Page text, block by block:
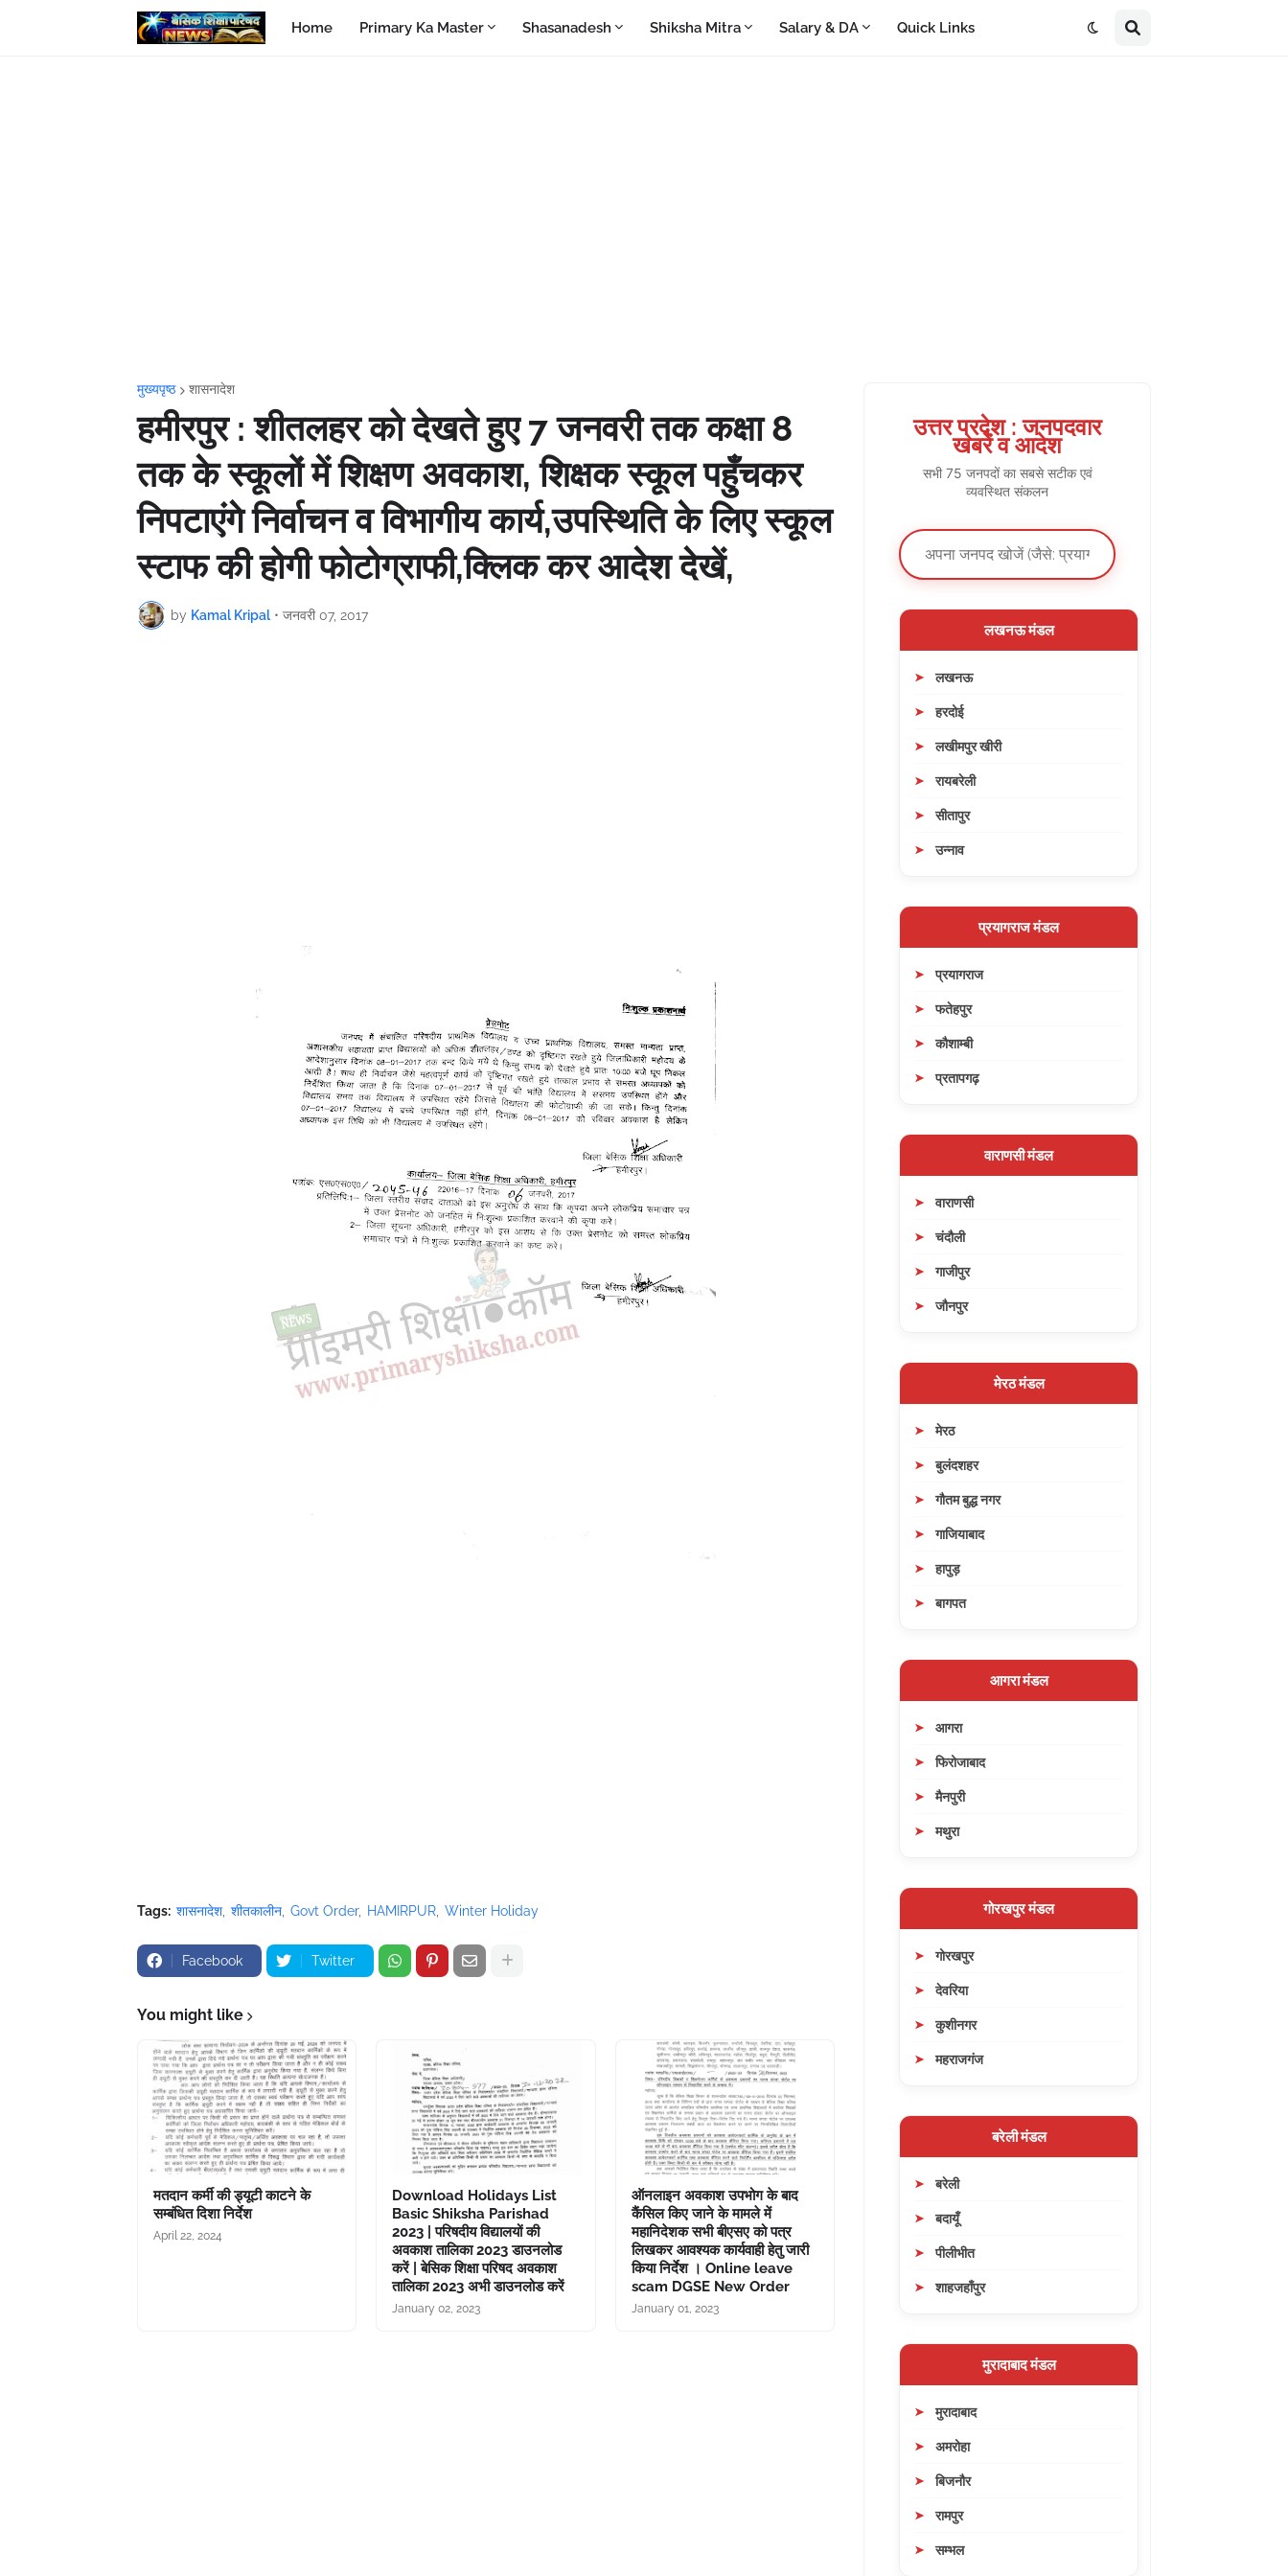
Home Primary Ka Master Shasanadesh Shiksha Mitra Salary & DA Quick Links
मुख्यपृष्ठ शासनादेश
हमीरपुर : शीतलहर को देखते हुए 7 जनवरी तक कक्षा 8
तक के स्कूलों में शिक्षण अवकाश, शिक्षक स्कूल पहुँचकर
निपटाएंगे निर्वाचन व विभागीय कार्य,उपस्थिति के लिए स्कूल
स्टाफ की होगी फोटोग्राफी,क्लिक कर आदेश देखें,
by Kamal Kripal • जनवरी 07, 2017
Tags: शासनादेश शीतकालीन Govt Order HAMIRPUR Winter Holiday
Facebook Twitter
You might like
मतदान कर्मी की ड्यूटी काटने के
सम्बंधित दिशा निर्देश
April 22, 2024
Download Holidays List
Basic Shiksha Parishad
2023 | परिषदीय विद्यालयों की
अवकाश तालिका 2023 डाउनलोड
करें | बेसिक शिक्षा परिषद अवकाश
तालिका 2023 अभी डाउनलोड करें
January 02, 2023
ऑनलाइन अवकाश उपभोग के बाद
कैंसिल किए जाने के मामले में
महानिदेशक सभी बीएसए को पत्र
लिखकर आवश्यक कार्यवाही हेतु जारी
किया निर्देश । Online leave
scam DGSE New Order
January 01, 2023
उत्तर प्रदेश : जनपदवार
खबरें व आदेश
सभी 75 जनपदों का सबसे सटीक एवं
व्यवस्थित संकलन
लखनऊ मंडल
लखनऊ
हरदोई
लखीमपुर खीरी
रायबरेली
सीतापुर
उन्नाव
प्रयागराज मंडल
प्रयागराज
फतेहपुर
कौशाम्बी
प्रतापगढ़
वाराणसी मंडल
वाराणसी
चंदौली
गाजीपुर
जौनपुर
मेरठ मंडल
मेरठ
बुलंदशहर
गौतम बुद्ध नगर
गाजियाबाद
हापुड़
बागपत
आगरा मंडल
आगरा
फिरोजाबाद
मैनपुरी
मथुरा
गोरखपुर मंडल
गोरखपुर
देवरिया
कुशीनगर
महराजगंज
बरेली मंडल
बरेली
बदायूँ
पीलीभीत
शाहजहाँपुर
मुरादाबाद मंडल
मुरादाबाद
अमरोहा
बिजनौर
रामपुर
सम्भल